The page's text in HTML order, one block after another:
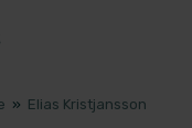
» Elias Kristjansson